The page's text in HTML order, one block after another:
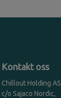
Kontakt oss
Chillout Holding AS
c/o Sajaco Nordic,